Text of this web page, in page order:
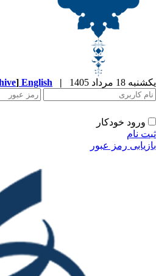
|
English
[ Archive
عبور